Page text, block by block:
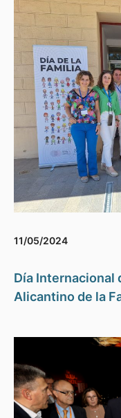
11/05/2024
Día Internacional
Alicantino de la